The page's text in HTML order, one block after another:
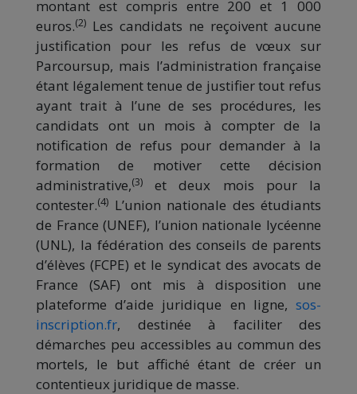
montant est compris entre 200 et 1 000
euros.(2) Les candidats ne reçoivent aucune
justification pour les refus de vœux sur
Parcoursup, mais l’administration française
étant légalement tenue de justifier tout refus
ayant trait à l’une de ses procédures, les
candidats ont un mois à compter de la
notification de refus pour demander à la
formation de motiver cette décision
administrative,(3)
et deux mois pour la
contester.(4) L’union nationale des étudiants
de France (UNEF), l’union nationale lycéenne
(UNL), la fédération des conseils de parents
d’élèves (FCPE) et le syndicat des avocats de
France (SAF) ont mis à disposition une
plateforme d’aide juridique en ligne, sos-
inscription.fr, destinée à faciliter des
démarches peu accessibles au commun des
mortels, le but affiché étant de créer un
contentieux juridique de masse.